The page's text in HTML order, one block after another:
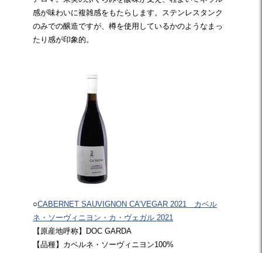
感が味わいに複雑感をもたらします。ステンレスタンク
のみでの醸造ですが、樽を使用しているかのようなまっ
たり感が印象的。
○CABERNET SAUVIGNON CA’VEGAR 2021 カベル
ネ・ソーヴィニヨン・カ・ヴェガル 2021
【原産地呼称】DOC GARDA
【品種】カベルネ・ソーヴィニヨン100%